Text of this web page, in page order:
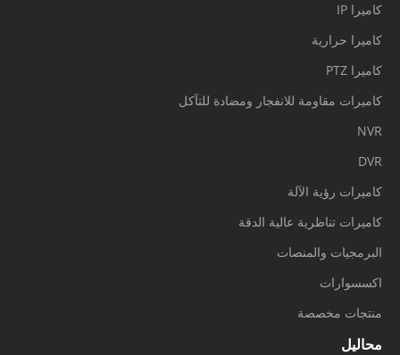
كاميرا IP
كاميرا حرارية
كاميرا PTZ
كاميرات مقاومة للانفجار ومضادة للتآكل
NVR
DVR
كاميرات رؤية الآلة
كاميرات تناظرية عالية الدقة
البرمجيات والمنصات
اكسسوارات
منتجات مخصصة
محاليل